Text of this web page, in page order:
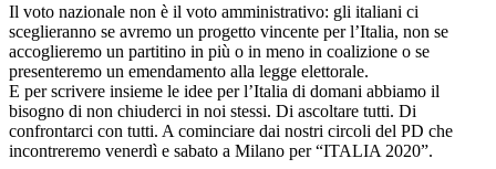
Il voto nazionale non è il voto amministrativo: gli italiani ci
sceglieranno se avremo un progetto vincente per l’Italia, non se
accoglieremo un partitino in più o in meno in coalizione o se
presenteremo un emendamento alla legge elettorale.
E per scrivere insieme le idee per l’Italia di domani abbiamo il
bisogno di non chiuderci in noi stessi. Di ascoltare tutti. Di
confrontarci con tutti. A cominciare dai nostri circoli del PD che
incontreremo venerdì e sabato a Milano per “ITALIA 2020”.